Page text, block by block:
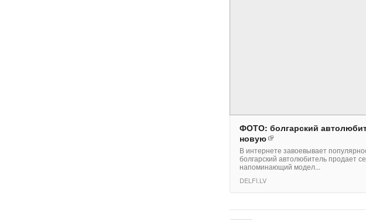
ФОТО: болгарский
новую
В интернете завоевывает
болгарский автолюбитель продает
напоминающий модел...
DELFI.LV